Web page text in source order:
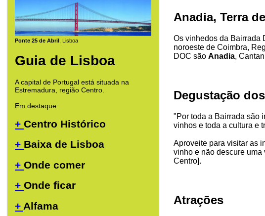
Ponte 25 de Abril , Lisboa
Guia de Lisboa
A capital de Portugal está situada na
Estremadura, região Centro.
Em destaque:
+ Centro Histórico
+ Baixa de Lisboa
+ Onde comer
+ Onde ficar
+ Alfama
Anadia, Terra
Os vinhedos da Bairrada
noroeste de Coimbra,
DOC são Anadia,
Degustação
"Por toda a Bairrada são
vinhos e toda a cultura e
Aproveite para visitar as
vinho e não descure
Centro].
Atrações